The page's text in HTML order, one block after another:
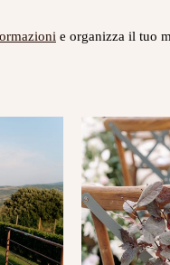
e organizza il tuo